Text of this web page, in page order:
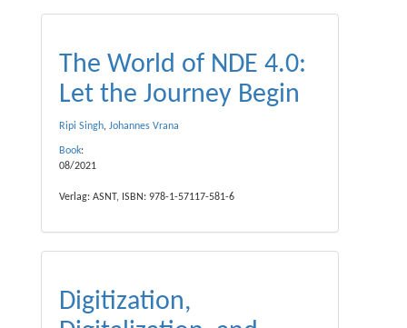
The World of NDE 4.0:
Let the Journey Begin
Ripi Singh, Johannes Vrana
Book:
08/2021
Verlag: ASNT, ISBN: 978-1-57117-581-6
Digitization,